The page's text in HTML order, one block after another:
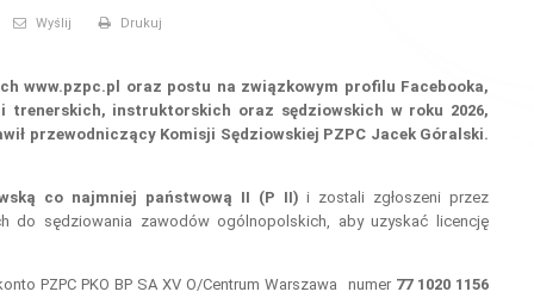
Wyślij Drukuj
www.pzpc.pl oraz postu na związkowym profilu Facebooka,
trenerskich, instruktorskich oraz sędziowskich w roku 2026,
przewodniczący Komisji Sędziowskiej PZPC Jacek Góralski.
co najmniej państwową II (P II)i zostali zgłoszeni przez
do sędziowania zawodów ogólnopolskich, aby uzyskać licencję
PZPC PKO BP SA XV O/Centrum Warszawa numer 77 1020 1156